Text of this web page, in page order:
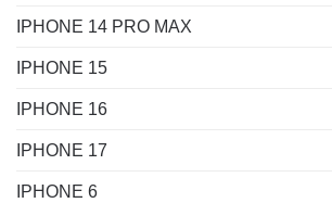
IPHONE 14 PRO MAX
IPHONE 15
IPHONE 16
IPHONE 17
IPHONE 6